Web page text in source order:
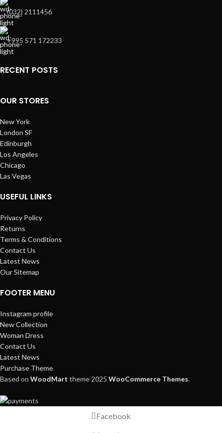
(032) 2111456
+995 571 172233
RECENT POSTS
OUR STORES
New York
London SF
Edinburgh
Los Angeles
Chicago
Las Vegas
USEFUL LINKS
Privacy Policy
Returns
Terms & Conditions
Contact Us
Latest News
Our Sitemap
FOOTER MENU
Instagram profile
New Collection
Woman Dress
Contact Us
Latest News
Purchase Theme
Based on WoodMart theme 2025 WooCommerce Themes.
Facebook